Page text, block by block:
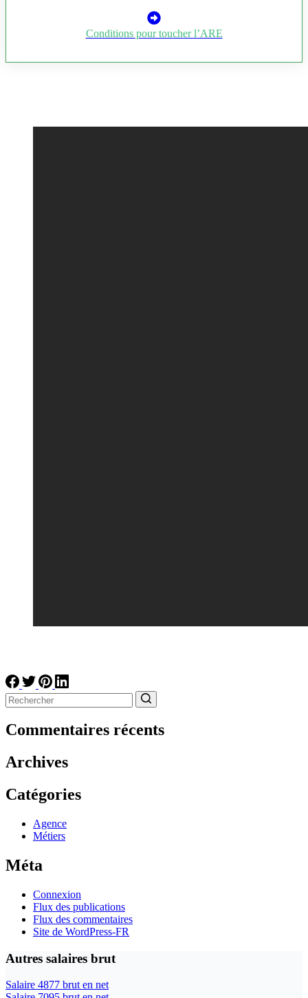
Conditions pour toucher l’ARE
résultat
Commentaires récents
Archives
Catégories
Agence
Métiers
Méta
Connexion
Flux des publications
Flux des commentaires
Site de WordPress-FR
Autres salaires brut
Salaire 4877 brut en net